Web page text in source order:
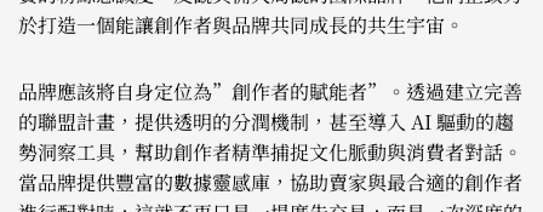
於打造一個能讓創作者與品牌共同成長的共生宇宙。
品牌應該將自身定位為”創作者的賦能者”。透過建立完善
的聯盟計畫，提供透明的分潤機制，甚至導入 AI 驅動的趨
勢洞察工具，幫助創作者精準捕捉文化脈動與消費者對話。
當品牌提供豐富的數據靈感庫，協助賣家與最合適的創作者